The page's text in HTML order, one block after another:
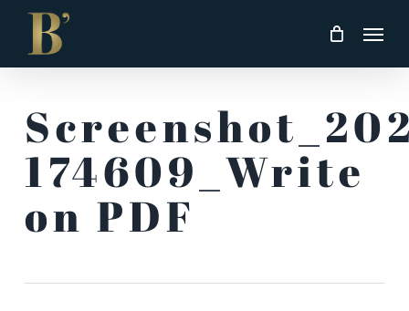
Skip
main
174609_Write
on PDF